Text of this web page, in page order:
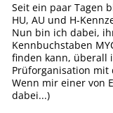
Seit ein paar Tagen
HU, AU und H-
Nun bin ich dabei,
Kennbuchstaben
finden kann, überall
Prüforganisation mit
Wenn mir einer von
dabei...)